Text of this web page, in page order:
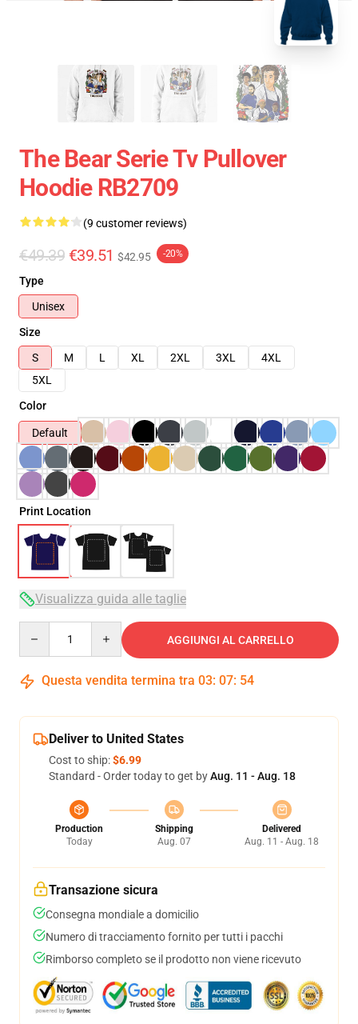
The Bear Serie Tv Pullover
Hoodie RB2709
(9 customer reviews)
€49.39 €39.51 $42.95 -20%
Type
Unisex
Size
S
M L XL 2XL 3XL
4XL
5XL
Color
Default
Print Location
Visualizza guida alle taglie
AGGIUNGI AL CARRELLO
Questa vendita termina tra 03: 07: 53
Deliver to United States
Cost to ship:$6.99
Standard - Order today to get byAug. 11 - Aug. 18
Production
Today
Shipping
Aug. 07
Delivered
Aug. 11 - Aug. 18
Transazione sicura
Consegna mondiale a domicilio
Numero di tracciamento fornito per tutti i pacchi
Rimborso completo se il prodotto non viene ricevuto